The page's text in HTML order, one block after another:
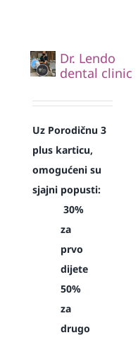
Dr. Lendo
dental clinic
Uz Porodičnu 3
plus karticu,
omogućeni su
sjajni popusti:
30%
za
prvo
dijete
50%
za
drugo